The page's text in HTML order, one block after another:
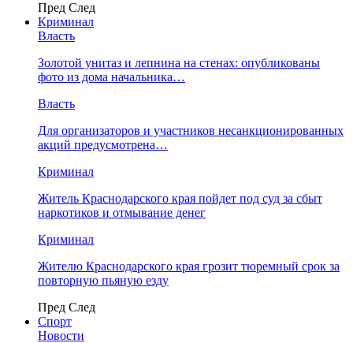
Пред След
Криминал
Власть
​Золотой унитаз и лепнина на стенах: опубликованы
фото из дома начальника…
Власть
Для организаторов и участников несанкционированных
акций предусмотрена…
Криминал
Житель Краснодарского края пойдет под суд за сбыт
наркотиков и отмывание денег
Криминал
Жителю Краснодарского края грозит тюремный срок за
повторную пьяную езду
Пред След
Спорт
Новости